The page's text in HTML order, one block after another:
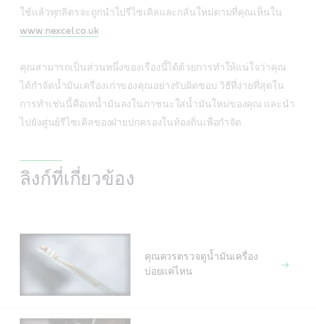
ใช้แล้วทุกลิตรจะถูกนำไปรีไซเคิลและกลั่นใหม่ตามที่คุณเห็นใน
www.nexcel.co.uk
คุณสามารถเป็นส่วนหนึ่งของเรื่องนี้ได้ด้วยการทำให้แน่ใจว่าคุณ
ได้กำจัดน้ำมันเครื่องเก่าของคุณอย่างรับผิดชอบ วิธีที่ง่ายที่สุดใน
การทำเช่นนี้คือเทน้ำมันลงในภาชนะใส่น้ำมันใหม่ของคุณ และนำ
ไปยังศูนย์รีไซเคิลของฝ่ายปกครองในท้องถิ่นเพื่อกำจัด
ลิงก์ที่เกี่ยวข้อง
คุณควรตรวจดูน้ำมันเครื่อง
บ่อยแค่ไหน